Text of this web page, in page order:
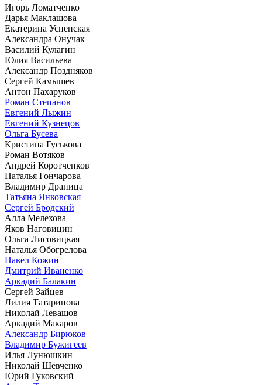
Игорь Ломатченко
Дарья Маклашова
Екатерина Успенская
Александра Онучак
Василий Кулагин
Юлия Васильева
Александр Поздняков
Сергей Камышев
Антон Пахаруков
Роман Степанов
Евгений Лыжин
Евгений Кузнецов
Ольга Бусева
Кристина Гуськова
Роман Вотяков
Андрей Коротченков
Наталья Гончарова
Владимир Драница
Татьяна Янковская
Сергей Бродский
Алла Мелехова
Яков Наговицин
Ольга Лисовицкая
Наталья Обогрелова
Павел Кожин
Дмитрий Иваненко
Аркадий Балакин
Сергей Зайцев
Лилия Татаринова
Николай Левашов
Аркадий Макаров
Александр Бирюков
Владимир Бужигеев
Илья Лунюшкин
Николай Шевченко
Юрий Гуковский